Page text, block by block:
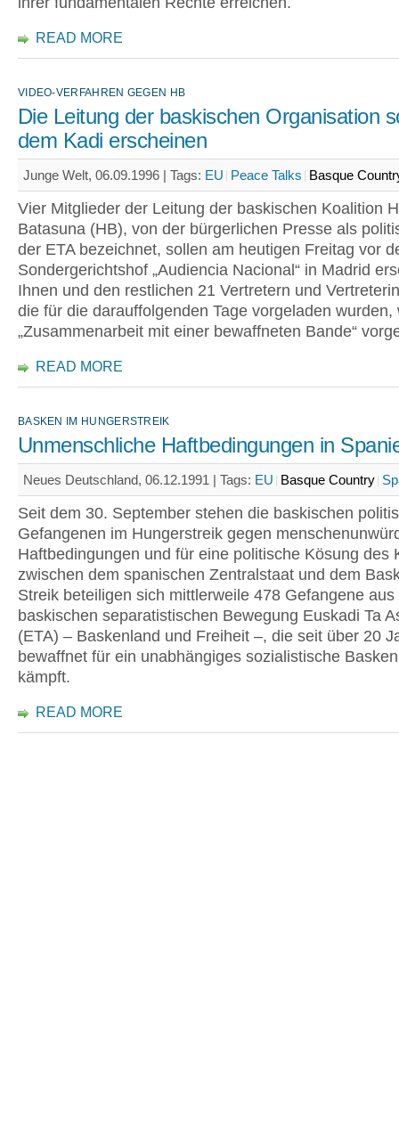
READ MORE
VIDEO-VERFAHREN GEGEN HB
Die Leitung der baskischen Organisation
dem Kadi erscheinen
Junge Welt, 06.09.1996 | Tags: EU Peace Talks Basque
Vier Mitglieder der Leitung der baskischen Koalition
Batasuna (HB), von der bürgerlichen Presse als
der ETA bezeichnet, sollen am heutigen Freitag vor
Sondergerichtshof „Audiencia Nacional“ in Madrid
Ihnen und den restlichen 21 Vertretern und
die für die darauffolgenden Tage vorgeladen wurden,
„Zusammenarbeit mit einer bewaffneten Bande“
READ MORE
BASKEN IM HUNGERSTREIK
Unmenschliche Haftbedingungen in
Neues Deutschland, 06.12.1991 | Tags: EU Basque Country
Seit dem 30. September stehen die baskischen
Gefangenen im Hungerstreik gegen
Haftbedingungen und für eine politische Kösung des
zwischen dem spanischen Zentralstaat und dem
Streik beteiligen sich mittlerweile 478 Gefangene aus
baskischen separatistischen Bewegung Euskadi Ta
(ETA) – Baskenland und Freiheit –, die seit über 20
bewaffnet für ein unabhängiges sozialistische
kämpft.
READ MORE